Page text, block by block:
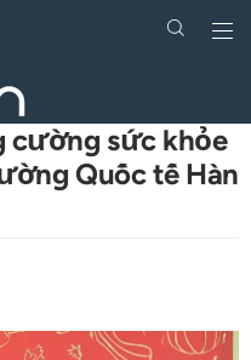
cường sức khỏe
Quốc tế Hàn